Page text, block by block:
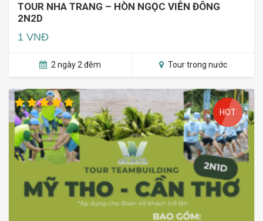
TOUR NHA TRANG – HÒN NGỌC VIỄN ĐÔNG
2N2D
1 VNĐ
2 ngày 2 đêm Tour trong nước
HOT